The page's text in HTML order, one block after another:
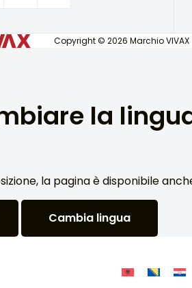
Copyright © 2026 Marchio VIVAX
la
la pagina è disponibile
Cambia lingua